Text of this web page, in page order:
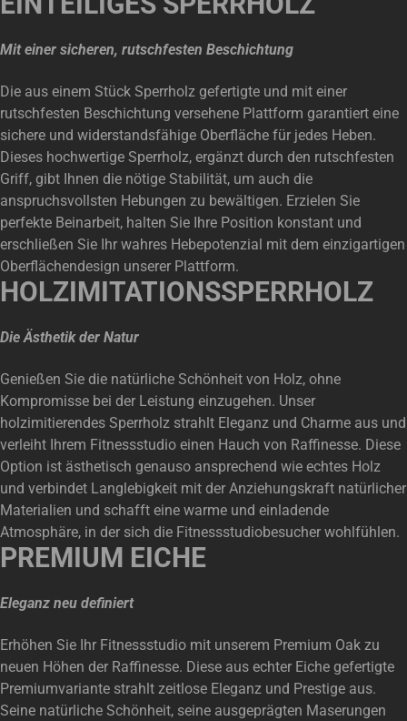
Mit einer sicheren, rutschfesten Beschichtung
Die aus einem Stück Sperrholz gefertigte und mit einer
rutschfesten Beschichtung versehene Plattform garantiert eine
sichere und widerstandsfähige Oberfläche für jedes Heben.
Dieses hochwertige Sperrholz, ergänzt durch den rutschfesten
Griff, gibt Ihnen die nötige Stabilität, um auch die
anspruchsvollsten Hebungen zu bewältigen. Erzielen Sie
perfekte Beinarbeit, halten Sie Ihre Position konstant und
erschließen Sie Ihr wahres Hebepotenzial mit dem einzigartigen
Oberflächendesign unserer Plattform.
HOLZIMITATIONSSPERRHOLZ
Die Ästhetik der Natur
Genießen Sie die natürliche Schönheit von Holz, ohne
Kompromisse bei der Leistung einzugehen. Unser
holzimitierendes Sperrholz strahlt Eleganz und Charme aus und
verleiht Ihrem Fitnessstudio einen Hauch von Raffinesse. Diese
Option ist ästhetisch genauso ansprechend wie echtes Holz
und verbindet Langlebigkeit mit der Anziehungskraft natürlicher
Materialien und schafft eine warme und einladende
Atmosphäre, in der sich die Fitnessstudiobesucher wohlfühlen.
PREMIUM EICHE
Eleganz neu definiert
Erhöhen Sie Ihr Fitnessstudio mit unserem Premium Oak zu
neuen Höhen der Raffinesse. Diese aus echter Eiche gefertigte
Premiumvariante strahlt zeitlose Eleganz und Prestige aus.
Seine natürliche Schönheit, seine ausgeprägten Maserungen